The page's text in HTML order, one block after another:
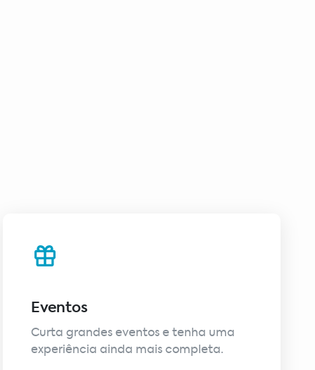
Eventos
Curta grandes eventos e tenha uma
experiência ainda mais completa.